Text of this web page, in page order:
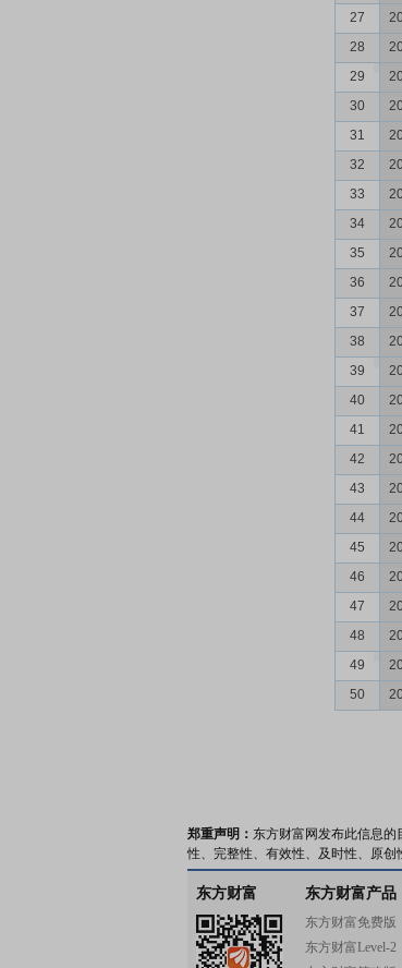
27
28
29
30
31
32
33
34
35
36
37
38
39
40
41
42
43
44
45
46
47
48
49
50
郑重声明： 东方财富网发布此信息
性、完整性、有效性、及时性、原创
东方财富 东方财富产品
东方财富免费版
东方财富Level-2